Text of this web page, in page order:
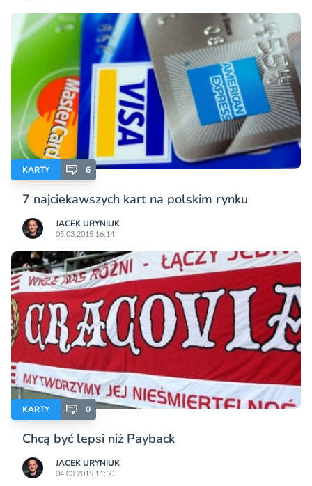
KARTY 6
7 najciekawszych kart na polskim rynku
JACEK URYNIUK
05.03.2015 16:14
KARTY 0
Chcą być lepsi niż Payback
JACEK URYNIUK
04.03.2015 11:50